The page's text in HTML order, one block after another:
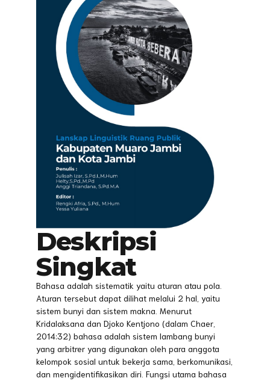
Deskripsi
Singkat
Bahasa adalah sistematik yaitu aturan atau pola.
Aturan tersebut dapat dilihat melalui 2 hal, yaitu
sistem bunyi dan sistem makna. Menurut
Kridalaksana dan Djoko Kentjono (dalam Chaer,
2014:32) bahasa adalah sistem lambang bunyi
yang arbitrer yang digunakan oleh para anggota
kelompok sosial untuk bekerja sama, berkomunikasi,
dan mengidentifikasikan diri. Fungsi utama bahasa